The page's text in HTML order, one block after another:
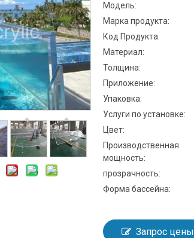
Модель:
Марка продукта:
Код Продукта:
Материал:
Толщина:
Приложение:
Упаковка:
Услуги по установке:
Цвет:
Производственная
мощность:
прозрачность:
Форма бассейна:
Запрос цены